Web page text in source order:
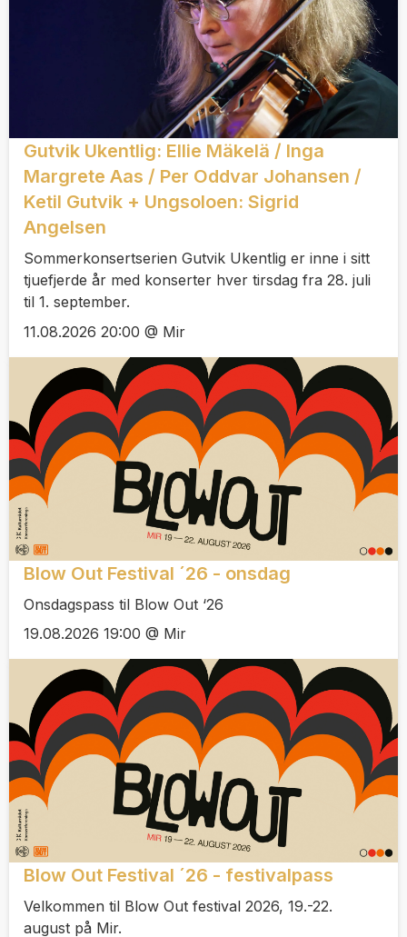
Gutvik Ukentlig: Ellie Mäkelä / Inga
Margrete Aas / Per Oddvar Johansen /
Ketil Gutvik + Ungsoloen: Sigrid
Angelsen
Sommerkonsertserien Gutvik Ukentlig er inne i sitt
tjuefjerde år med konserter hver tirsdag fra 28. juli
til 1. september.
11.08.2026 20:00 @ Mir
Blow Out Festival ´26 - onsdag
Onsdagspass til Blow Out ‘26
19.08.2026 19:00 @ Mir
Blow Out Festival ´26 - festivalpass
Velkommen til Blow Out festival 2026, 19.-22.
august på Mir.